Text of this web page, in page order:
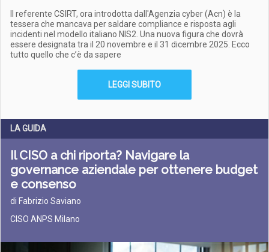
Il referente CSIRT, ora introdotta dall'Agenzia cyber (Acn) è la
tessera che mancava per saldare compliance e risposta agli
incidenti nel modello italiano NIS2. Una nuova figura che dovrà
essere designata tra il 20 novembre e il 31 dicembre 2025. Ecco
tutto quello che c’è da sapere
LEGGI SUBITO
LA GUIDA
Il CISO a chi riporta? Navigare la
governance aziendale per ottenere budget
e consenso
di Fabrizio Saviano
CISO ANPS Milano